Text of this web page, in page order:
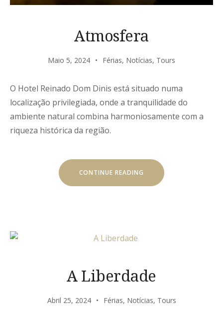
Atmosfera
Maio 5, 2024 Férias, Notícias, Tours
O Hotel Reinado Dom Dinis está situado numa
localização privilegiada, onde a tranquilidade do
ambiente natural combina harmoniosamente com a
riqueza histórica da região.
CONTINUE READING “ATMOSFERA”
A Liberdade
Abril 25, 2024 Férias, Notícias, Tours